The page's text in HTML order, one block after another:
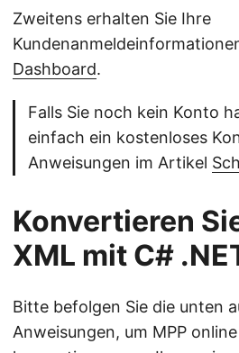
Zweitens erhalten Sie Ihre
Dashboard.
Falls Sie noch kein Konto
einfach ein kostenloses
Anweisungen im Artikel
Konvertieren
XML mit C#
Bitte befolgen Sie die unten
Anweisungen, um MPP